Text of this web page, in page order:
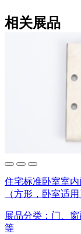
相关展品
住宅标准卧室室
（方形，卧室适
展品分类： 门、
等